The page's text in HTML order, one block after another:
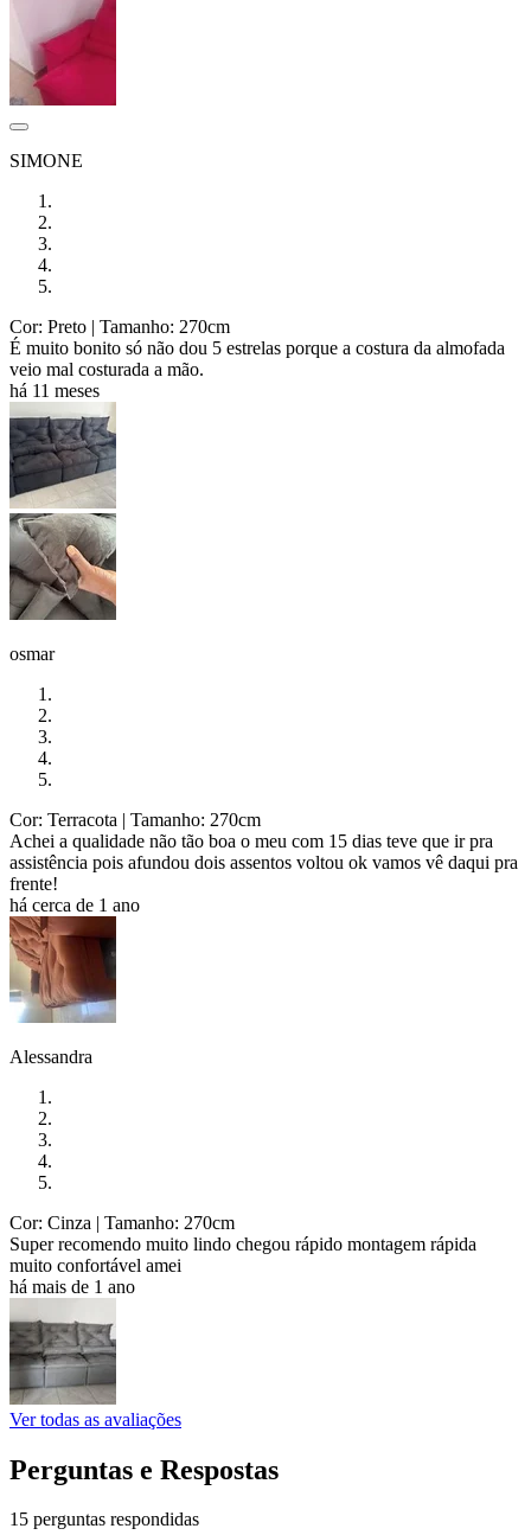
SIMONE
Cor: Preto | Tamanho: 270cm
É muito bonito só não dou 5 estrelas porque a costura da almofada
veio mal costurada a mão.
há 11 meses
osmar
Cor: Terracota | Tamanho: 270cm
Achei a qualidade não tão boa o meu com 15 dias teve que ir pra
assistência pois afundou dois assentos voltou ok vamos vê daqui pra
frente!
há cerca de 1 ano
Alessandra
Cor: Cinza | Tamanho: 270cm
Super recomendo muito lindo chegou rápido montagem rápida
muito confortável amei
há mais de 1 ano
Ver todas as avaliações
Perguntas e Respostas
15 perguntas respondidas